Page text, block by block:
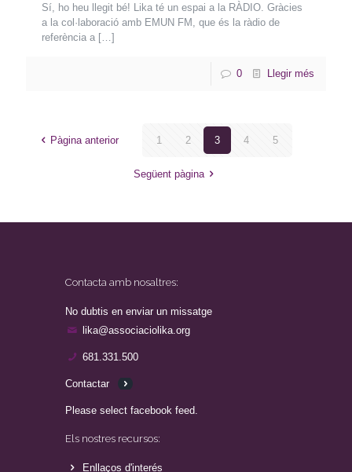
Sí, ho heu llegit bé! Lika té un espai a la RÀDIO. Gràcies
a la col·laboració amb EMUN FM, que és la ràdio de
referència a […]
0 Llegir més
Pàgina anterior 1 2 3 4 5
Següent pàgina
Contacta amb nosaltres:
No dubtis en enviar un missatge
lika@associaciolika.org
681.331.500
Contactar
Please select facebook feed.
Els nostres recursos:
Enllaços d'interés